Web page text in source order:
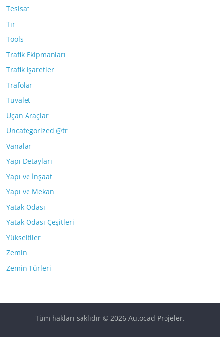
Tesisat
Tır
Tools
Trafik Ekipmanları
Trafik işaretleri
Trafolar
Tuvalet
Uçan Araçlar
Uncategorized @tr
Vanalar
Yapı Detayları
Yapı ve İnşaat
Yapı ve Mekan
Yatak Odası
Yatak Odası Çeşitleri
Yükseltiler
Zemin
Zemin Türleri
Tüm hakları saklıdır © 2026 Autocad Projeler.